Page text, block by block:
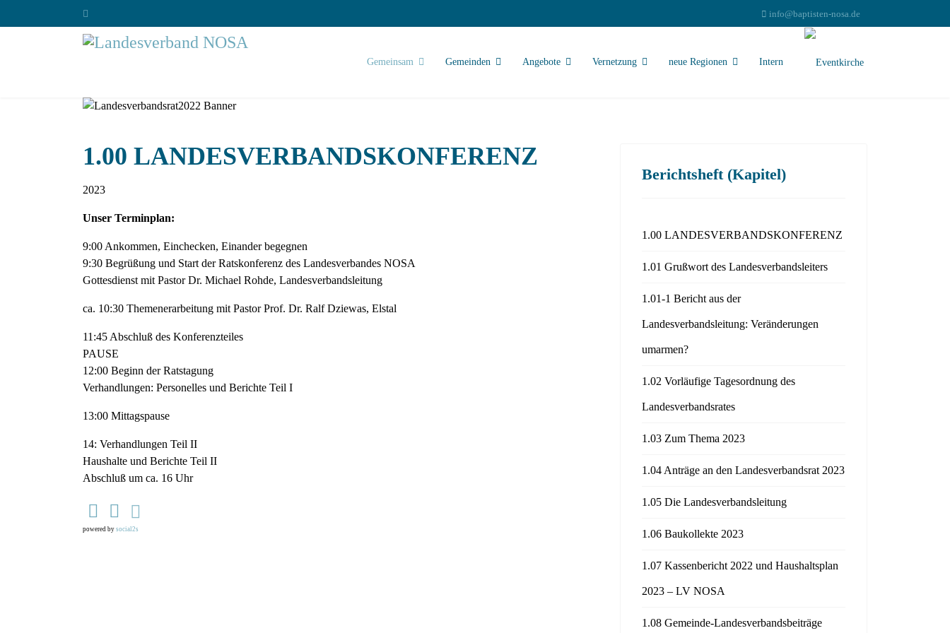
info@baptisten-nosa.de
Gemeinsam Gemeinden Angebote Vernetzung neue Regionen Intern
1.00 LANDESVERBANDSKONFERENZ
2023
Unser Terminplan:
9:00 Ankommen, Einchecken, Einander begegnen
9:30 Begrüßung und Start der Ratskonferenz des Landesverbandes NOSA
Gottesdienst mit Pastor Dr. Michael Rohde, Landesverbandsleitung
ca. 10:30 Themenerarbeitung mit Pastor Prof. Dr. Ralf Dziewas, Elstal
11:45 Abschluß des Konferenzteiles
PAUSE
12:00 Beginn der Ratstagung
Verhandlungen: Personelles und Berichte Teil I
13:00 Mittagspause
14: Verhandlungen Teil II
Haushalte und Berichte Teil II
Abschluß um ca. 16 Uhr
powered by social2s
Berichtsheft (Kapitel)
1.00 LANDESVERBANDSKONFERENZ
1.01 Grußwort des Landesverbandsleiters
1.01-1 Bericht aus der
Landesverbandsleitung: Veränderungen
umarmen?
1.02 Vorläufige Tagesordnung des
Landesverbandsrates
1.03 Zum Thema 2023
1.04 Anträge an den Landesverbandsrat 2023
1.05 Die Landesverbandsleitung
1.06 Baukollekte 2023
1.07 Kassenbericht 2022 und Haushaltsplan
2023 – LV NOSA
1.08 Gemeinde-Landesverbandsbeiträge